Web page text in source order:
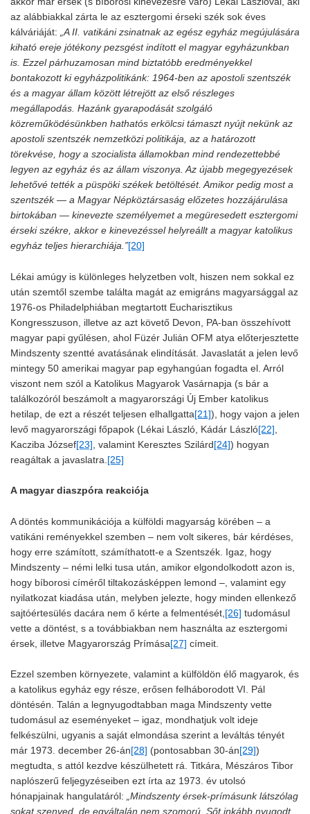
az alábbiakkal zárta le az esztergomi érseki szék sok éves
kálváriáját: „A II. vatikáni zsinatnak az egész egyház megújulására
kiható ereje jótékony pezsgést indított el magyar egyházunkban
is. Ezzel párhuzamosan mind biztatóbb eredményekkel
bontakozott ki egyházpolitikánk: 1964-ben az apostoli szentszék
és a magyar állam között létrejött az első részleges
megállapodás. Hazánk gyarapodását szolgáló
közreműködésünkben hathatós erkölcsi támaszt nyújt nekünk az
apostoli szentszék nemzetközi politikája, az a határozott
törekvése, hogy a szocialista államokban mind rendezettebbé
legyen az egyház és az állam viszonya. Az újabb megegyezések
lehetővé tették a püspöki székek betöltését. Amikor pedig most a
szentszék — a Magyar Népköztársaság előzetes hozzájárulása
birtokában — kinevezte személyemet a megüresedett esztergomi
érseki székre, akkor e kinevezéssel helyreállt a magyar katolikus
egyház teljes hierarchiája.”[20]
Lékai amúgy is különleges helyzetben volt, hiszen nem sokkal ez
után szemtől szembe találta magát az emigráns magyarsággal az
1976-os Philadelphiában megtartott Eucharisztikus
Kongresszuson, illetve az azt követő Devon, PA-ban összehívott
magyar papi gyűlésen, ahol Füzér Julián OFM atya előterjesztette
Mindszenty szentté avatásának elindítását. Javaslatát a jelen levő
mintegy 50 amerikai magyar pap egyhangúan fogadta el. Arról
viszont nem szól a Katolikus Magyarok Vasárnapja (s bár a
találkozóról beszámolt a magyarországi Új Ember katolikus
hetilap, de ezt a részét teljesen elhallgatta[21]), hogy vajon a jelen
levő magyarországi főpapok (Lékai László, Kádár László[22]
Kacziba József[23] , valamint Keresztes Szilárd[24]) hogyan
reagáltak a javaslatra. [25]
A magyar diaszpóra reakciója
A döntés kommunikációja a külföldi magyarság körében – a
vatikáni reményekkel szemben – nem volt sikeres, bár kérdéses,
hogy erre számított, számíthatott-e a Szentszék. Igaz, hogy
Mindszenty – némi lelki tusa után, amikor elgondolkodott azon is,
hogy bíborosi címéről tiltakozásképpen lemond –, valamint egy
nyilatkozat kiadása után, melyben jelezte, hogy minden ellenkező
sajtóértesülés dacára nem ő kérte a felmentését, [26] tudomásul
vette a döntést, s a továbbiakban nem használta az esztergomi
érsek, illetve Magyarország Prímása[27] címeit.
Ezzel szemben környezete, valamint a külföldön élő magyarok, és
a katolikus egyház egy része, erősen felháborodott VI. Pál
döntésén. Talán a legnyugodtabban maga Mindszenty vette
tudomásul az eseményeket – igaz, mondhatjuk volt ideje
felkészülni, ugyanis a saját elmondása szerint a leváltás tényét
már 1973. december 26-án[28] (pontosabban 30-án[29])
megtudta, s attól kezdve készülhetett rá. Titkára, Mészáros Tibor
naplószerű feljegyzéseiben ezt írta az 1973. év utolsó
hónapjainak hangulatáról:
„Mindszenty érsek-prímásunk látszólag
sokat szenved, de egyáltalán nem szomorú. Sőt inkább nyugodt,